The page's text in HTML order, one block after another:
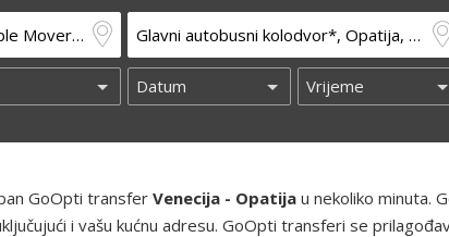
GoOpti transfer Venecija - Opatija u nekoliko minuta.
i vašu kućnu adresu. GoOpti transferi se